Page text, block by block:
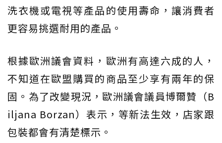
洗衣機或電視等產品的使用壽命，讓消費者
更容易挑選耐用的產品。
根據歐洲議會資料，歐洲有高達六成的人，
不知道在歐盟購買的商品至少享有兩年的保
固。為了改變現況，歐洲議會議員博爾贊（B
iljana Borzan）表示，等新法生效，店家跟
包裝都會有清楚標示。